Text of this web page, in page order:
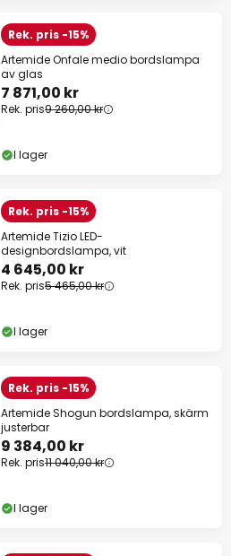
Rek. pris -15%
Artemide Onfale medio bordslampa
av glas
7 871,00 kr
Rek. pris9 260,00 kr
I lager
Rek. pris -15%
Artemide Tizio LED-
designbordslampa, vit
4 645,00 kr
Rek. pris5 465,00 kr
I lager
Rek. pris -15%
Artemide Shogun bordslampa, skärm
justerbar
9 384,00 kr
Rek. pris11 040,00 kr
I lager